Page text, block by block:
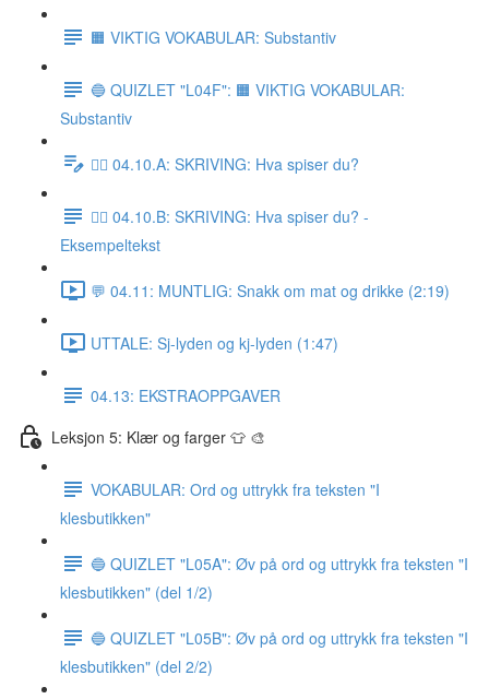
🟧 VIKTIG VOKABULAR: Substantiv
🔵 QUIZLET "L04F": 🟧 VIKTIG VOKABULAR:
Substantiv
✍🏼 04.10.A: SKRIVING: Hva spiser du?
✍🏼 04.10.B: SKRIVING: Hva spiser du? -
Eksempeltekst
💬 04.11: MUNTLIG: Snakk om mat og drikke (2:19)
UTTALE: Sj-lyden og kj-lyden (1:47)
04.13: EKSTRAOPPGAVER
Leksjon 5: Klær og farger 👕 🎨
VOKABULAR: Ord og uttrykk fra teksten "I
klesbutikken"
🔵 QUIZLET "L05A": Øv på ord og uttrykk fra teksten "I
klesbutikken" (del 1/2)
🔵 QUIZLET "L05B": Øv på ord og uttrykk fra teksten "I
klesbutikken" (del 2/2)